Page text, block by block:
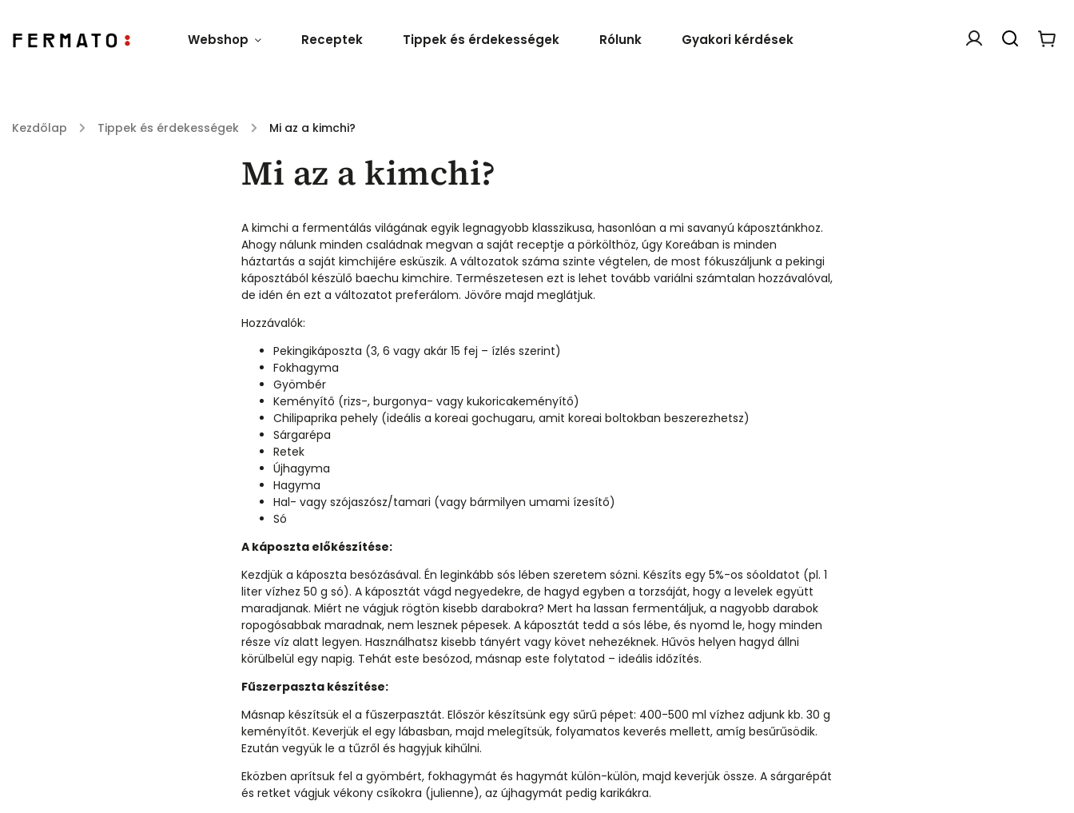
Webshop Receptek Tippek és érdekességek Rólunk Gyakori kérdések Webáruház értékelése
Kezdőlap / Tippek és érdekességek / Mi az a kimchi?
Mi az a kimchi?
A kimchi a fermentálás világának egyik legnagyobb klasszikusa, hasonlóan a mi savanyú káposztánkhoz.
Ahogy nálunk minden családnak megvan a saját receptje a pörkölthöz, úgy Koreában is minden
háztartás a saját kimchijére esküszik. A változatok száma szinte végtelen, de most fókuszáljunk a pekingi
káposztából készülő baechu kimchire. Természetesen ezt is lehet tovább variálni számtalan hozzávalóval,
de idén én ezt a változatot preferálom. Jövőre majd meglátjuk.
Hozzávalók:
Pekingikáposzta (3, 6 vagy akár 15 fej – ízlés szerint)
Fokhagyma
Gyömbér
Keményítő (rizs-, burgonya- vagy kukoricakeményítő)
Chilipaprika pehely (ideális a koreai gochugaru, amit koreai boltokban beszerezhetsz)
Sárgarépa
Retek
Újhagyma
Hagyma
Hal- vagy szójaszósz/tamari (vagy bármilyen umami ízesítő)
Só
A káposzta előkészítése:
Kezdjük a káposzta besózásával. Én leginkább sós lében szeretem sózni. Készíts egy 5%-os sóoldatot (pl. 1
liter vízhez 50 g só). A káposztát vágd negyedekre, de hagyd egyben a torzsáját, hogy a levelek együtt
maradjanak. Miért ne vágjuk rögtön kisebb darabokra? Mert ha lassan fermentáljuk, a nagyobb darabok
ropogósabbak maradnak, nem lesznek pépesek. A káposztát tedd a sós lébe, és nyomd le, hogy minden
része víz alatt legyen. Használhatsz kisebb tányért vagy követ nehezéknek. Hűvös helyen hagyd állni
körülbelül egy napig. Tehát este besózod, másnap este folytatod – ideális időzítés.
Fűszerpaszta készítése:
Másnap készítsük el a fűszerpasztát. Először készítsünk egy sűrű pépet: 400-500 ml vízhez adjunk kb. 30 g
keményítőt. Keverjük el egy lábasban, majd melegítsük, folyamatos keverés mellett, amíg besűrűsödik.
Ezután vegyük le a tűzről és hagyjuk kihűlni.
Eközben aprítsuk fel a gyömbért, fokhagymát és hagymát külön-külön, majd keverjük össze. A sárgarépát
és retket vágjuk vékony csíkokra (julienne), az újhagymát pedig karikákra.